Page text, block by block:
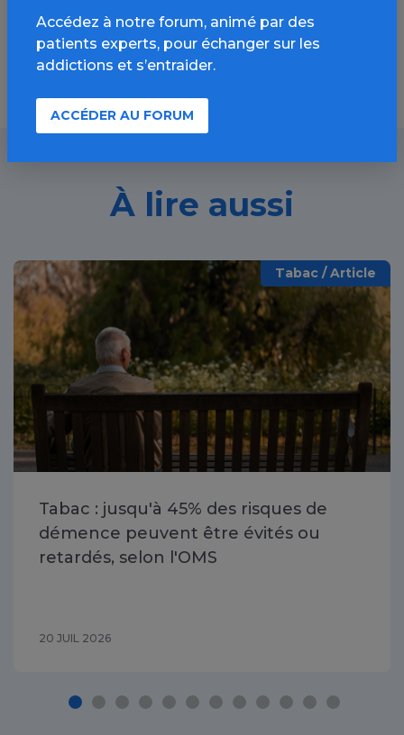
Découvrir
À lire aussi
Tabac / Article
Tabac : jusqu'à 45% des risques de
démence peuvent être évités ou
retardés, selon l'OMS
20 JUIL 2026
Accédez à notre forum, animé par des
patients experts, pour échanger sur les
addictions et s’entraider.
ACCÉDER AU FORUM